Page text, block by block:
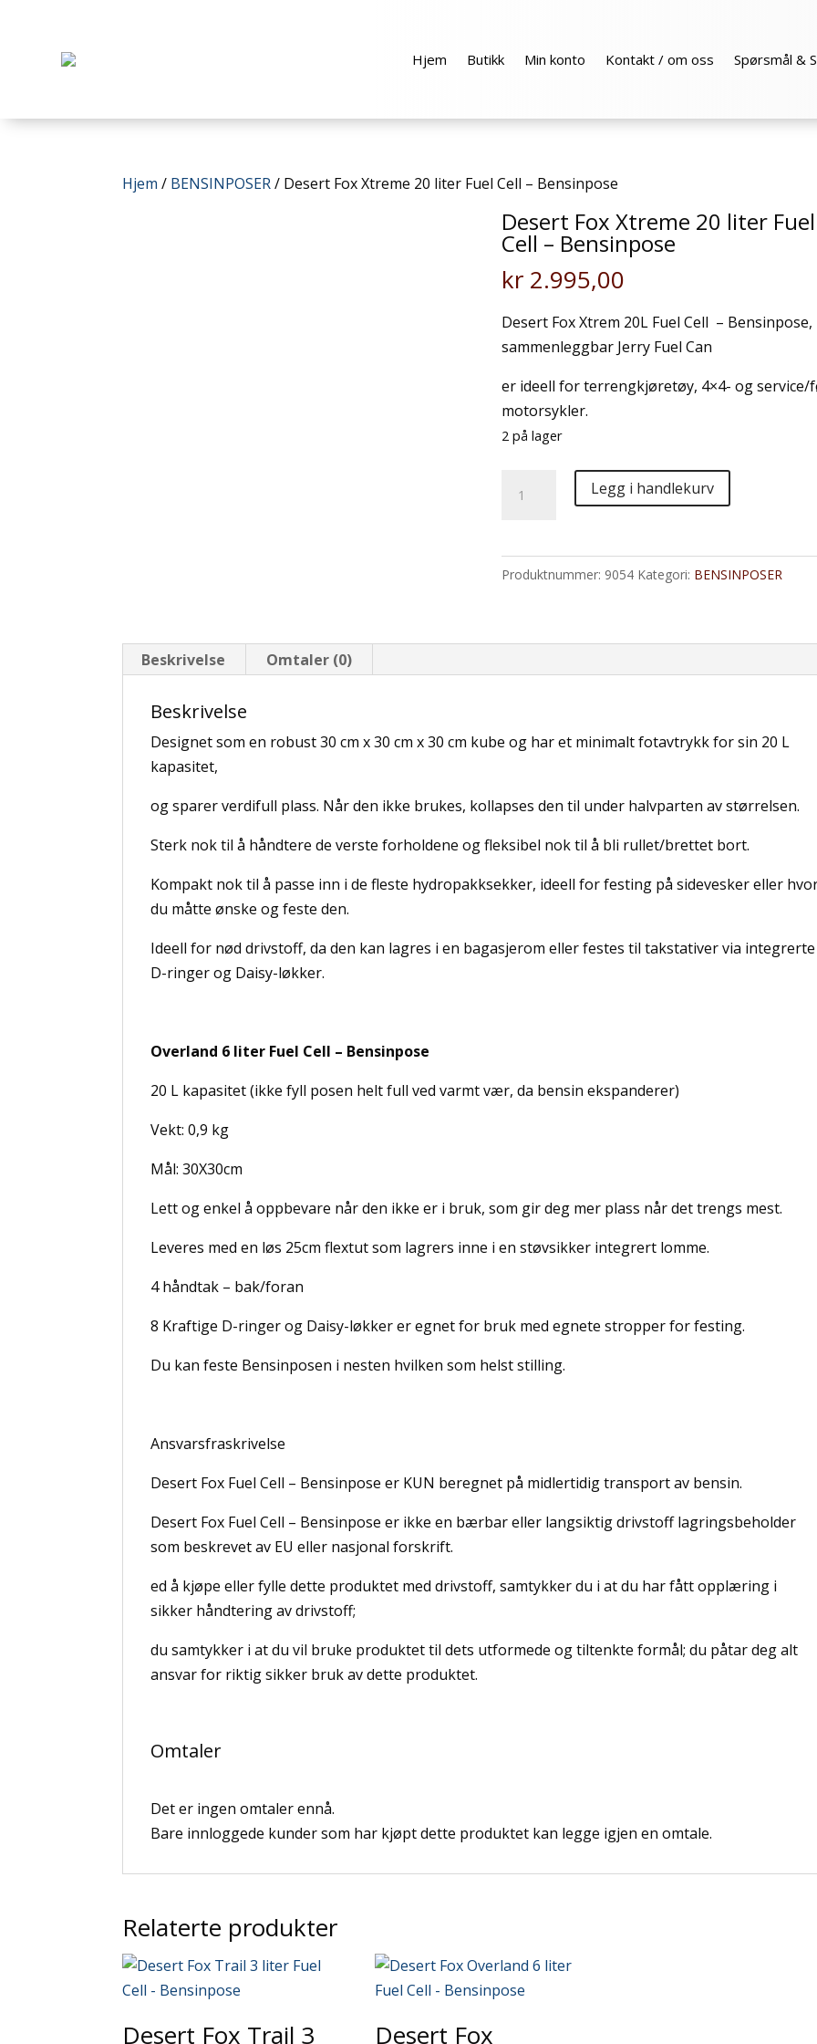
Hjem Butikk Min konto Kontakt / om oss Spørsmål &
Hjem / BENSINPOSER/ Desert Fox Xtreme 20 liter Fuel Cell – Bensinpose
Desert Fox Xtreme 20 liter Fuel
Cell – Bensinpose
kr2.995,00
Desert Fox Xtrem 20L Fuel Cell – Bensinpose,
sammenleggbar Jerry Fuel Can
er ideell for terrengkjøretøy, 4×4- og service/
motorsykler.
2 på lager
Fox
20
liter
Bensinpose
Legg i handlekurv
Produktnummer: 9054 Kategori: BENSINPOSER
Beskrivelse Omtaler (0)
Beskrivelse
Designet som en robust 30 cm x 30 cm x 30 cm kube og har et minimalt fotavtrykk for sin 20 L
kapasitet,
og sparer verdifull plass. Når den ikke brukes, kollapses den til under halvparten av størrelsen.
Sterk nok til å håndtere de verste forholdene og fleksibel nok til å bli rullet/brettet bort.
Kompakt nok til å passe inn i de fleste hydropakksekker, ideell for festing på sidevesker eller
du måtte ønske og feste den.
Ideell for nød drivstoff, da den kan lagres i en bagasjerom eller festes til takstativer via integrerte
D-ringer og Daisy-løkker.
Overland 6 liter Fuel Cell – Bensinpose
20 L kapasitet (ikke fyll posen helt full ved varmt vær, da bensin ekspanderer)
Vekt: 0,9 kg
Mål: 30X30cm
Lett og enkel å oppbevare når den ikke er i bruk, som gir deg mer plass når det trengs mest.
Leveres med en løs 25cm flextut som lagrers inne i en støvsikker integrert lomme.
4 håndtak – bak/foran
8 Kraftige D-ringer og Daisy-løkker er egnet for bruk med egnete stropper for festing.
Du kan feste Bensinposen i nesten hvilken som helst stilling.
Ansvarsfraskrivelse
Desert Fox Fuel Cell – Bensinpose er KUN beregnet på midlertidig transport av bensin.
Desert Fox Fuel Cell – Bensinpose er ikke en bærbar eller langsiktig drivstoff lagringsbeholder
som beskrevet av EU eller nasjonal forskrift.
ed å kjøpe eller fylle dette produktet med drivstoff, samtykker du i at du har fått opplæring i
sikker håndtering av drivstoff;
du samtykker i at du vil bruke produktet til dets utformede og tiltenkte formål; du påtar deg alt
ansvar for riktig sikker bruk av dette produktet.
Omtaler
Det er ingen omtaler ennå.
Bare innloggede kunder som har kjøpt dette produktet kan legge igjen en omtale.
Relaterte produkter
Desert Fox Trail 3 Desert Fox